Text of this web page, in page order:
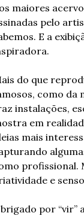
maiores
pelo
E a
do que
como da
instalações,
em
mais
profissional.
e
por “vir”